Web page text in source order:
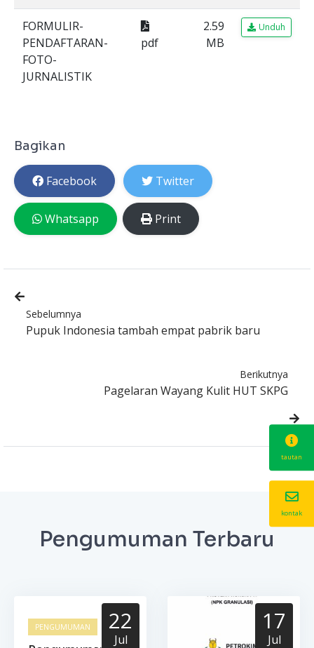
FORMULIR-
PENDAFTARAN-
FOTO-
JURNALISTIK
pdf
2.59
MB
Unduh
Bagikan
Facebook Twitter
Whatsapp Print
Sebelumnya
Pupuk Indonesia tambah empat pabrik baru
Berikutnya
Pagelaran Wayang Kulit HUT SKPG
Pengumuman Terbaru
22
Jul
PENGUMUMAN 17
Jul
tautan
kontak